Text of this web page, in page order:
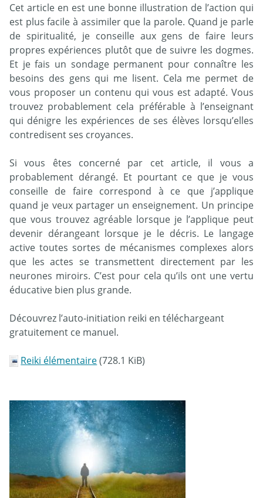
Cet article en est une bonne illustration de l’action qui
est plus facile à assimiler que la parole. Quand je parle
de spiritualité, je conseille aux gens de faire leurs
propres expériences plutôt que de suivre les dogmes.
Et je fais un sondage permanent pour connaître les
besoins des gens qui me lisent. Cela me permet de
vous proposer un contenu qui vous est adapté. Vous
trouvez probablement cela préférable à l’enseignant
qui dénigre les expériences de ses élèves lorsqu’elles
contredisent ses croyances.
Si vous êtes concerné par cet article, il vous a
probablement dérangé. Et pourtant ce que je vous
conseille de faire correspond à ce que j’applique
quand je veux partager un enseignement. Un principe
que vous trouvez agréable lorsque je l’applique peut
devenir dérangeant lorsque je le décris. Le langage
active toutes sortes de mécanismes complexes alors
que les actes se transmettent directement par les
neurones miroirs. C’est pour cela qu’ils ont une vertu
éducative bien plus grande.
Découvrez l’auto-initiation reiki en téléchargeant
gratuitement ce manuel.
Reiki élémentaire(728.1 KiB)